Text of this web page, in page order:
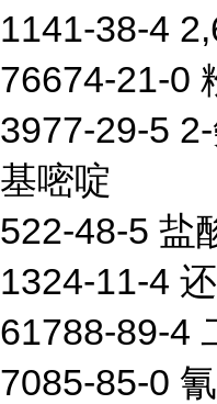
1141-38-4
76674-21-0
3977-29-5
基嘧啶
522-48-5 盐
1324-11-4
61788-89-4
7085-85-0